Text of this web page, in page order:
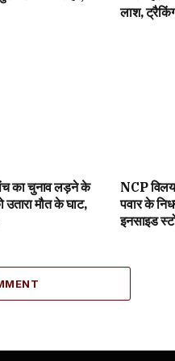
लाश,
का चुनाव लड़ने के
उतारा मौत के घाट,
NCP
पवार के
इनसाइड